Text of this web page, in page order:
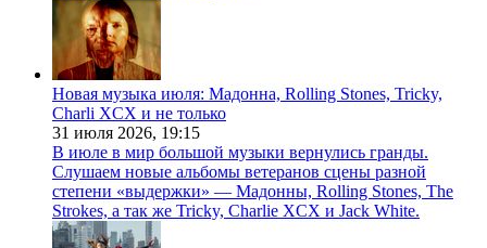
Новая музыка июля: Мадонна, Rolling Stones, Tricky,
Charli XCX и не только
31 июля 2026, 19:15
В июле в мир большой музыки вернулись гранды.
Слушаем новые альбомы ветеранов сцены разной
степени «выдержки» — Мадонны, Rolling Stones, The
Strokes, а так же Tricky, Charlie XCX и Jack White.